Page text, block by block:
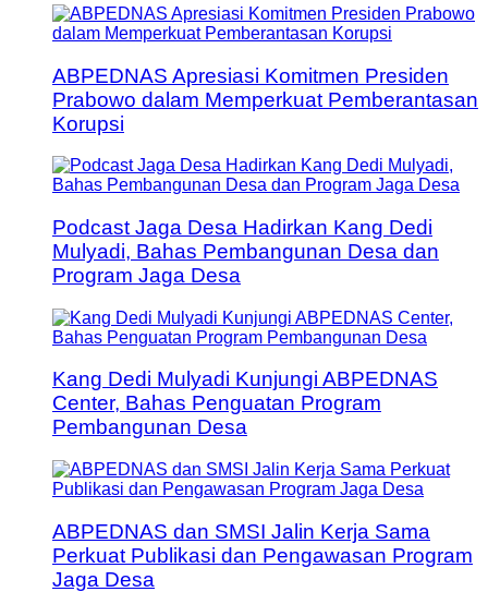
ABPEDNAS Apresiasi Komitmen Presiden
Prabowo dalam Memperkuat Pemberantasan
Korupsi
Podcast Jaga Desa Hadirkan Kang Dedi
Mulyadi, Bahas Pembangunan Desa dan
Program Jaga Desa
Kang Dedi Mulyadi Kunjungi ABPEDNAS
Center, Bahas Penguatan Program
Pembangunan Desa
ABPEDNAS dan SMSI Jalin Kerja Sama
Perkuat Publikasi dan Pengawasan Program
Jaga Desa